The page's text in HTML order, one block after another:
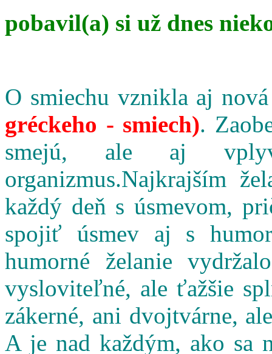
pobavil(a) si už dnes
O smiechu vznikla aj
gréckeho - smiech).
smejú, ale aj
organizmus.Najkrajším
každý deň s úsmevom,
spojiť úsmev aj s
humorné želanie
vysloviteľné, ale ťažšie
zákerné, ani dvojtvárne,
A je nad každým, ako sa